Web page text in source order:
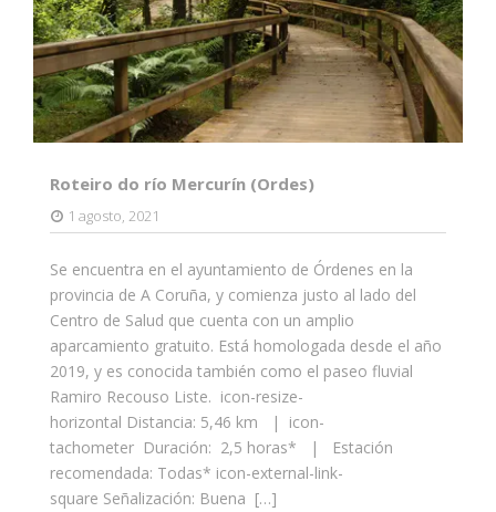
Roteiro do río Mercurín (Ordes)
1 agosto, 2021
Se encuentra en el ayuntamiento de Órdenes en la
provincia de A Coruña, y comienza justo al lado del
Centro de Salud que cuenta con un amplio
aparcamiento gratuito. Está homologada desde el año
2019, y es conocida también como el paseo fluvial
Ramiro Recouso Liste. icon-resize-
horizontal Distancia: 5,46 km | icon-
tachometer Duración: 2,5 horas* | Estación
recomendada: Todas* icon-external-link-
square Señalización: Buena […]